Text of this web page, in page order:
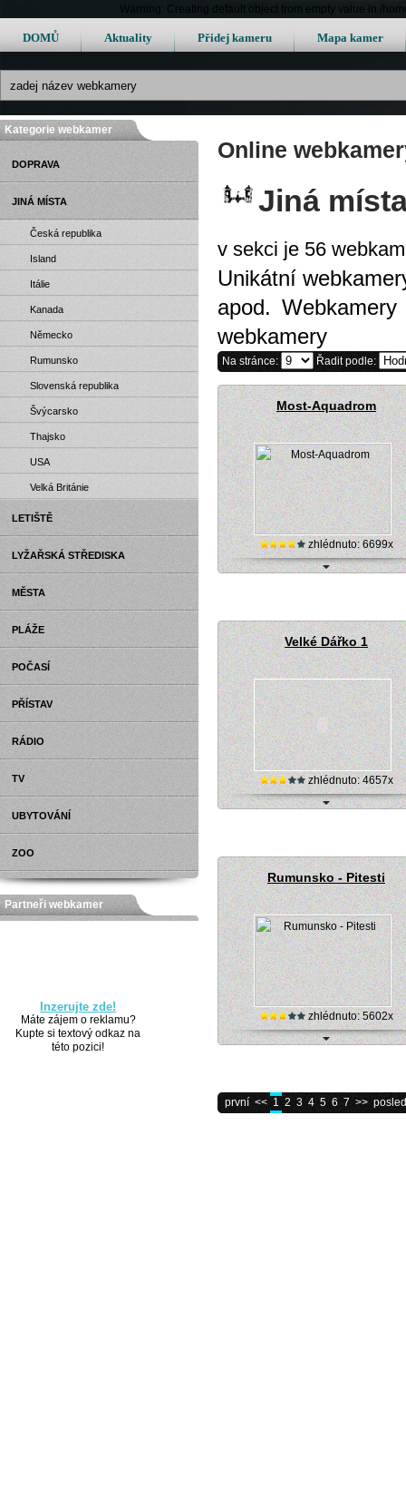
Warning: Creating default object from empty value in /
DOMŮ Aktuality Přidej kameru Mapa kamer
Online
Jiná
v sekci je 56
Unikátní
apod.
webkamery
Na stránce: Řadit podle:
Most-Aquadrom
zhlédnuto: 6699x
Velké Dářko 1
zhlédnuto: 4657x
Rumunsko - Pitesti
zhlédnuto: 5602x
první << 1 2 3 4 5 6 7 >>
Kategorie webkamer
DOPRAVA
JINÁ MÍSTA
Česká republika
Island
Itálie
Kanada
Německo
Rumunsko
Slovenská republika
Švýcarsko
Thajsko
USA
Velká Británie
LETIŠTĚ
LYŽAŘSKÁ STŘEDISKA
MĚSTA
PLÁŽE
POČASÍ
PŘÍSTAV
RÁDIO
TV
UBYTOVÁNÍ
ZOO
Partneři webkamer
Inzerujte zde!
Máte zájem o reklamu?
Kupte si textový odkaz na
této pozici!